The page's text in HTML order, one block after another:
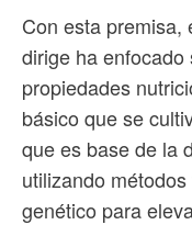
Con esta premisa,
dirige ha
propiedades
básico que se
que es base de la
utilizando
genético para